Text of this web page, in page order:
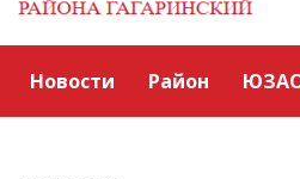
Новости Район